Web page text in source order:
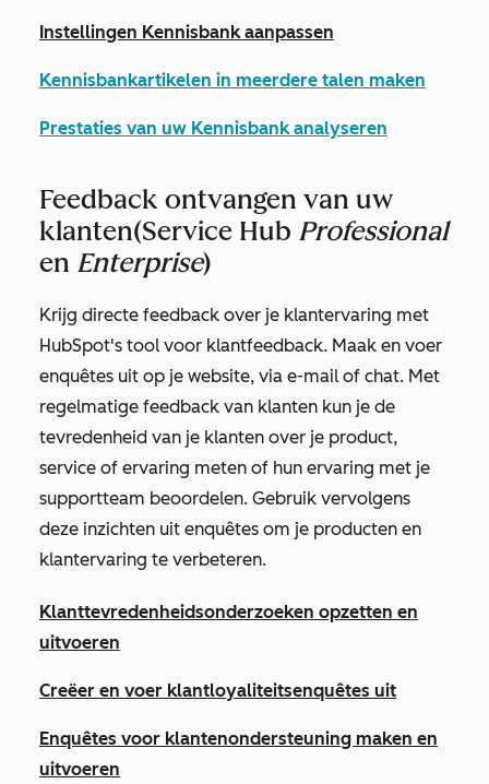
Instellingen Kennisbank aanpassen
Kennisbankartikelen in meerdere talen maken
Prestaties van uw Kennisbank analyseren
Feedback ontvangen van uw
klanten(Service Hub Professional
en Enterprise)
Krijg directe feedback over je klantervaring met
HubSpot's tool voor klantfeedback. Maak en voer
enquêtes uit op je website, via e-mail of chat. Met
regelmatige feedback van klanten kun je de
tevredenheid van je klanten over je product,
service of ervaring meten of hun ervaring met je
supportteam beoordelen. Gebruik vervolgens
deze inzichten uit enquêtes om je producten en
klantervaring te verbeteren.
Klanttevredenheidsonderzoeken opzetten en
uitvoeren
Creëer en voer klantloyaliteitsenquêtes uit
Enquêtes voor klantenondersteuning maken en
uitvoeren